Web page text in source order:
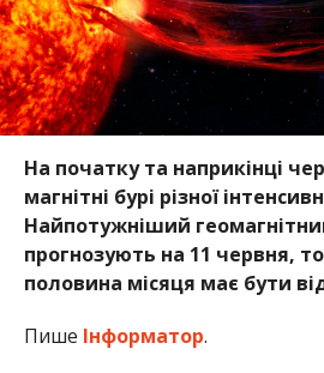
На початку та наприкінці
магнітні бурі різної
Найпотужніший
прогнозують на 11 червня,
половина місяця має бути
Пише Інформатор.